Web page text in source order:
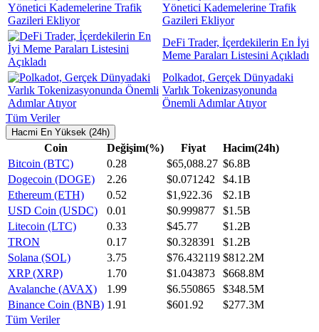
Yönetici Kademelerine Trafik
Gazileri Ekliyor
DeFi Trader, İçerdekilerin En İyi
Meme Paraları Listesini Açıkladı
Polkadot, Gerçek Dünyadaki
Varlık Tokenizasyonunda
Önemli Adımlar Atıyor
Tüm Veriler
Hacmi En Yüksek (24h)
Coin Değişim(%) Fiyat
Hacim(24h)
Bitcoin (BTC)
0.28 $65,088.27 $6.8B
Dogecoin (DOGE)
2.26 $0.071242
$4.1B
Ethereum (ETH)
0.52 $1,922.36
$2.1B
USD Coin (USDC)
0.01 $0.999877
$1.5B
Litecoin (LTC)
0.33 $45.77
$1.2B
TRON
0.17 $0.328391
$1.2B
Solana (SOL)
3.75 $76.432119 $812.2M
XRP (XRP)
1.70 $1.043873
$668.8M
Avalanche (AVAX)
1.99 $6.550865
$348.5M
Binance Coin (BNB) 1.91 $601.92
$277.3M
Tüm Veriler